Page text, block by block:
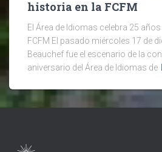
historia en la FCFM
El Área de Idiomas celebra 25
FCFM El pasado miércoles 17 de
Beauchef fue el escenario de la
aniversario del Área de Idiomas de